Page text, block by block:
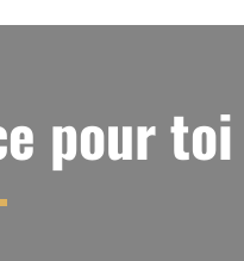
pour toi